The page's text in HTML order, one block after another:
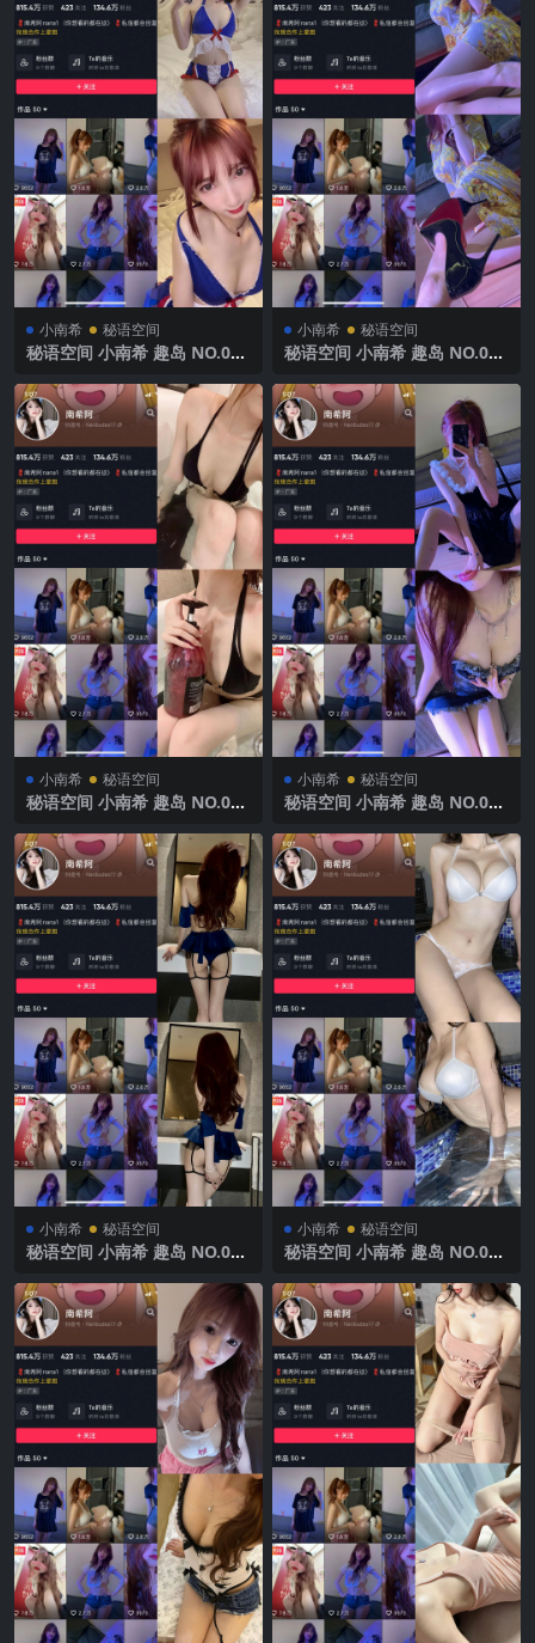
小南希 秘语空间
秘语空间 小南希 趣岛 NO.013
版
小南希 秘语空间
秘语空间 小南希 趣岛 NO.012
版
小南希 秘语空间
秘语空间 小南希 趣岛 NO.011
小南希 秘语空间
秘语空间 小南希 趣岛 NO.010
小南希 秘语空间
秘语空间 小南希 趣岛 NO.009
版
小南希 秘语空间
秘语空间 小南希 趣岛 NO.008
整版